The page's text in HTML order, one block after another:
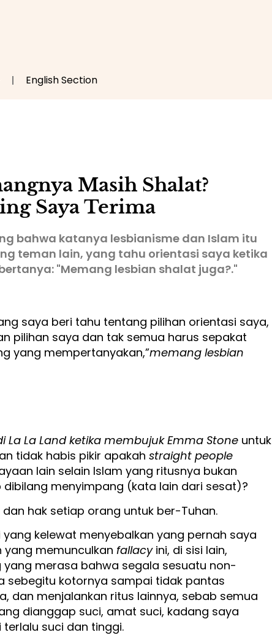
English Section
Masih Shalat?
Saya Terima
bahwa katanya lesbianisme dan Islam itu
teman lain, yang tahu orientasi saya ketika
"Memang lesbian shalat juga?."
saya beri tahu tentang pilihan orientasi saya,
pilihan saya dan tak semua harus sepakat
yang mempertanyakan,”memang lesbian
La La Land ketika membujuk Emma Stone untuk
tidak habis pikir apakah straight people
lain selain Islam yang ritusnya bukan
menyimpang (kata lain dari sesat)?
hak setiap orang untuk ber-Tuhan.
kelewat menyebalkan yang pernah saya
yang memunculkan fallacyini, di sisi lain,
merasa bahwa segala sesuatu non-
kotornya sampai tidak pantas
dan menjalankan ritus lainnya, sebab semua
dianggap suci, amat suci, kadang saya
suci dan tinggi.